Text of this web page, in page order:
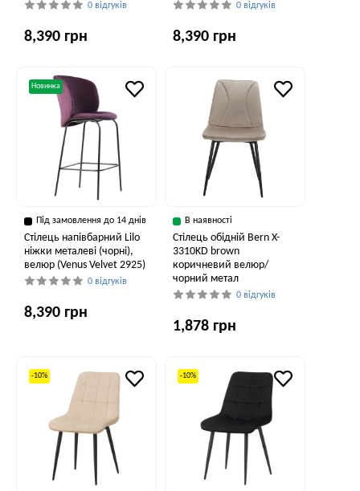
0 відгуків
8,390 грн
0 відгуків
8,390 грн
Новинка
Під замовлення до 14 днів
Стілець напівбарний Lilo
ніжки металеві (чорні),
велюр (Venus Velvet 2925)
0 відгуків
8,390 грн
В наявності
Стілець обідній Bern X-
3310KD brown
коричневий велюр/
чорний метал
0 відгуків
1,878 грн
-10% -10%